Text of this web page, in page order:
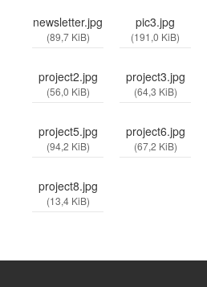
newsletter.jpg
(89,7 KiB)
pic3.jpg
(191,0 KiB)
project2.jpg
(56,0 KiB)
project3.jpg
(64,3 KiB)
project5.jpg
(94,2 KiB)
project6.jpg
(67,2 KiB)
project8.jpg
(13,4 KiB)